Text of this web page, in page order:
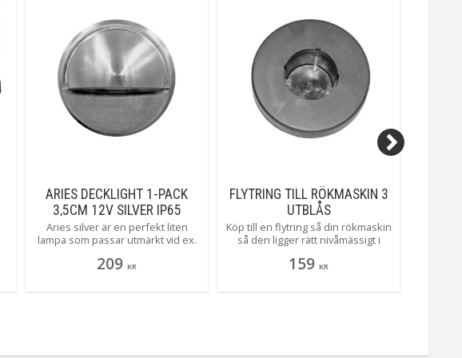
ARIES DECKLIGHT 1-PACK
3,5CM 12V SILVER IP65
Aries silver är en perfekt liten
lampa som passar utmärkt vid ex.
plank. Den är liten och smidig som
209 KR
FLYTRING TILL RÖKMASKIN 3
UTBLÅS
Köp till en flytring så din rökmaskin
så den ligger rätt nivåmässigt i
bästa sätt.
159 KR